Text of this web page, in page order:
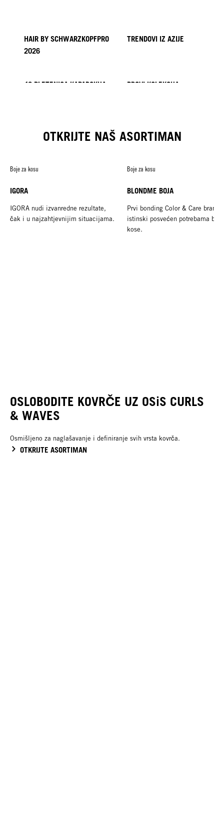
HAIR BY SCHWARZKOPFPRO
2026
TRENDOVI IZ AZIJE
40 PLETENICA KAPADOKIJA PROVI KOLEKCIJA
OTKRIJTE NAŠ ASORTIMAN
Boje za kosu
IGORA
IGORA nudi izvanredne rezultate,
čak i u najzahtjevnijim situacijama.
Boje za kosu
BLONDME BOJA
Prvi bonding Color & Care brand
istinski posvećen potrebama
kose.
OSLOBODITE KOVRČE UZ OSiS CURLS
& WAVES
Osmišljeno za naglašavanje i definiranje svih vrsta kovrča.
OTKRIJTE ASORTIMAN